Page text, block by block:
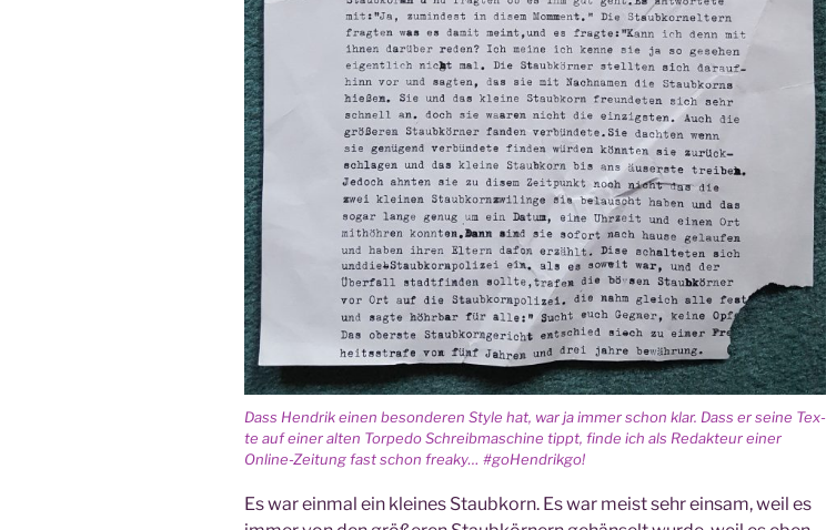
Dass Hen­drik einen beson­de­ren Style hat, war ja immer schon klar. Dass er sei­ne Tex­
te auf einer alten Tor­pe­do Schreib­ma­schi­ne tippt, fin­de ich als Redak­teur einer
Online-Zei­tung fast schon fre­aky… #goHen­drik­go!
Es war ein­mal ein klei­nes Staub­korn. Es war meist sehr ein­sam, weil es